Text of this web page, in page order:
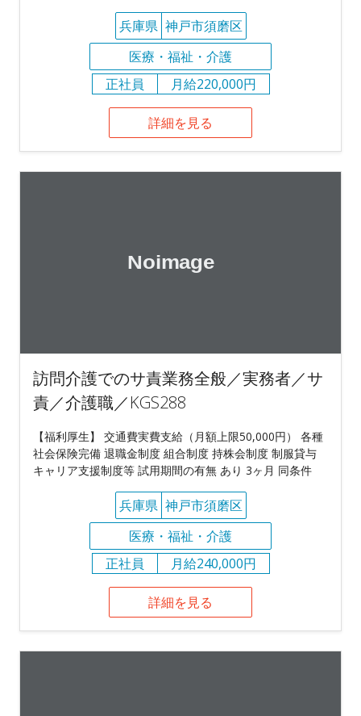
兵庫県 神戸市須磨区
医療・福祉・介護
正社員
月給220,000円
詳細を見る
訪問介護でのサ責業務全般／実務者／サ
責／介護職／KGS288
【福利厚生】 交通費実費支給（月額上限50,000円） 各種
社会保険完備 退職金制度 組合制度 持株会制度 制服貸与
キャリア支援制度等 試用期間の有無 あり 3ヶ月 同条件
兵庫県 神戸市須磨区
医療・福祉・介護
正社員
月給240,000円
詳細を見る